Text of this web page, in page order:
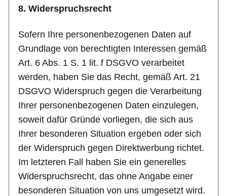
8. Widerspruchsrecht
Sofern Ihre personenbezogenen Daten auf
Grundlage von berechtigten Interessen gemäß
Art. 6 Abs. 1 S. 1 lit. f DSGVO verarbeitet
werden, haben Sie das Recht, gemäß Art. 21
DSGVO Widerspruch gegen die Verarbeitung
Ihrer personenbezogenen Daten einzulegen,
soweit dafür Gründe vorliegen, die sich aus
Ihrer besonderen Situation ergeben oder sich
der Widerspruch gegen Direktwerbung richtet.
Im letzteren Fall haben Sie ein generelles
Widerspruchsrecht, das ohne Angabe einer
besonderen Situation von uns umgesetzt wird.